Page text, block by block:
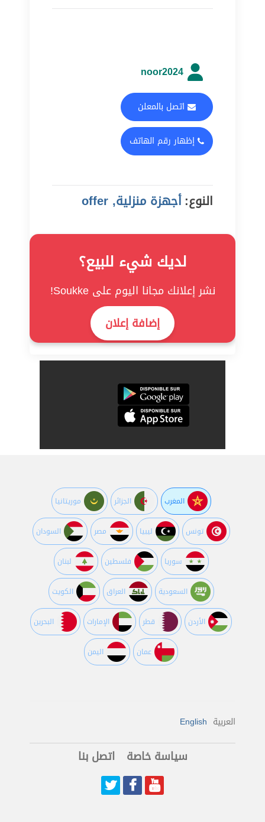
noor2024
اتصل بالمعلن
إظهار رقم الهاتف
النوع:أجهزة منزلية, offer
لديك شيء للبيع؟
نشر إعلانك مجانا اليوم على Soukke!
إضافة إعلان
المغرب الجزائر موريتانيا
تونس ليبيا مصر السودان
سوريا فلسطين لبنان
السعودية العراق الكويت
اﻷردن قطر اﻹمارات البحرين
عمان اليمن
العربية English
سياسة خاصة اتصل بنا